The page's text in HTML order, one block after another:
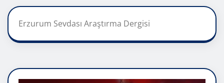
Erzurum Sevdası Araştırma Dergisi